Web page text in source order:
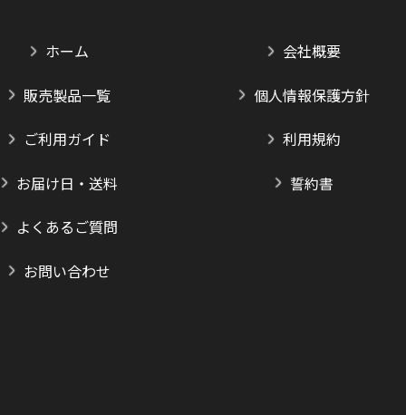
ホーム
販売製品一覧
ご利用ガイド
お届け日・送料
よくあるご質問
お問い合わせ
会社概要
個人情報保護方針
利用規約
誓約書